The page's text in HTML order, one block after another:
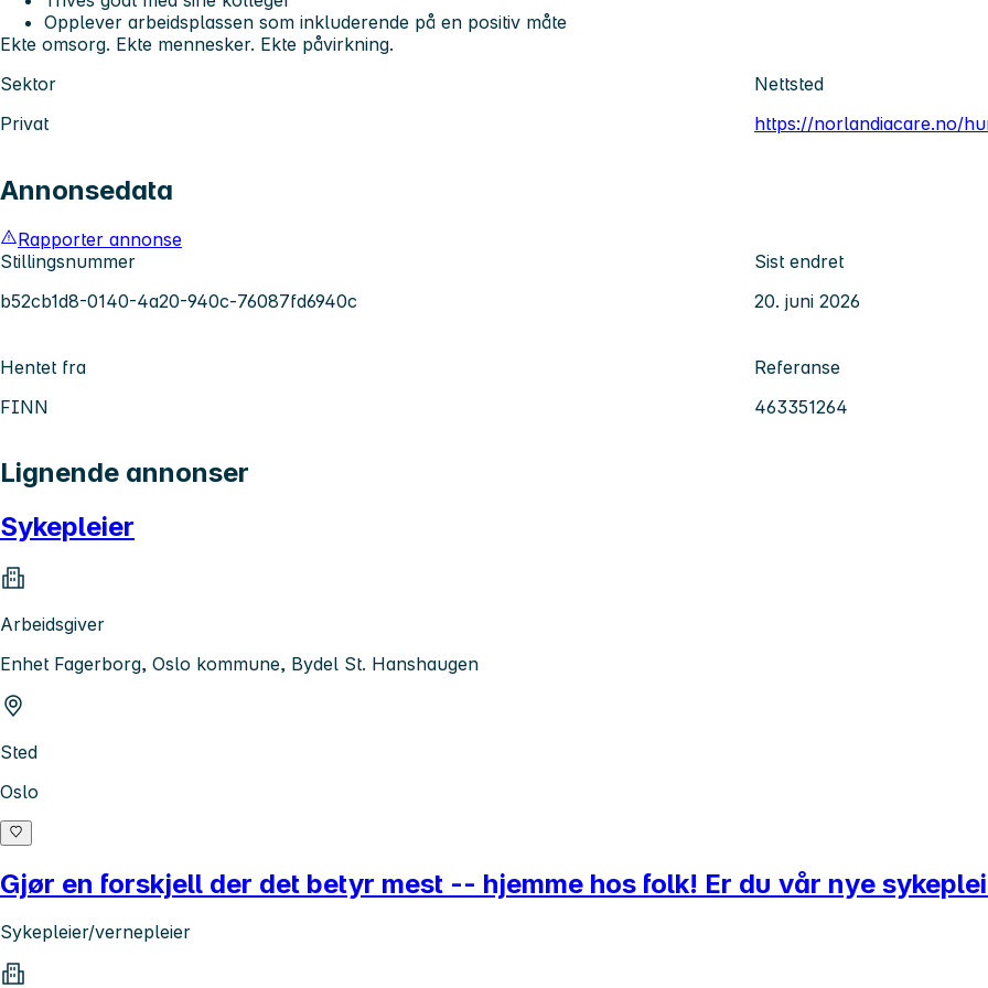
Opplever arbeidsplassen som inkluderende på en positiv måte
Ekte omsorg. Ekte mennesker. Ekte påvirkning.
Sektor
Privat
Nettsted
https://norlandiacare.no/
Annonsedata
Rapporter annonse
Stillingsnummer
b52cb1d8-0140-4a20-940c-76087fd6940c
Sist endret
20. juni 2026
Hentet fra
FINN
Referanse
463351264
Lignende annonser
Sykepleier
Arbeidsgiver
Enhet Fagerborg, Oslo kommune, Bydel St. Hanshaugen
Sted
Oslo
Gjør en forskjell der det betyr mest -- hjemme hos folk! Er du vår nye
Sykepleier/vernepleier